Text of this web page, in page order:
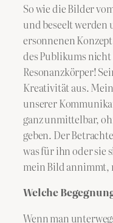
So wie die Bilder
und beseelt
ersonnenen
des Publikums
Resonanzkörper!
Kreativität aus.
unserer
ganz unmittelbar,
geben. Der
was für ihn oder sie
mein Bild annimmt,
Welche
Wenn man